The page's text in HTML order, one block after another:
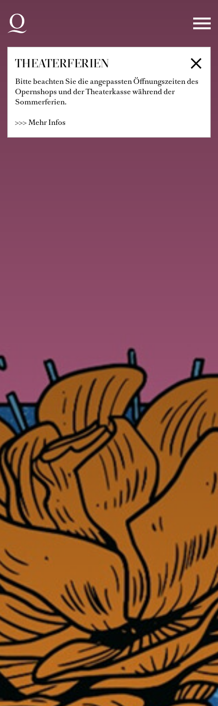
Zur Hauptnavigation springen
Zum Hauptinhalt springen
Zum Footer springen
THEATERFERIEN
Bitte beachten Sie die angepassten Öffnungszeiten des
Opernshops und der Theaterkasse während der
Sommerferien.
>>> Mehr Infos